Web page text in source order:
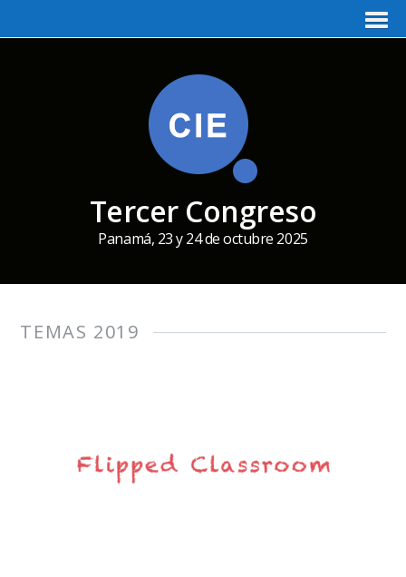
Tercer Congreso
Panamá, 23 y 24 de octubre 2025
TEMAS 2019